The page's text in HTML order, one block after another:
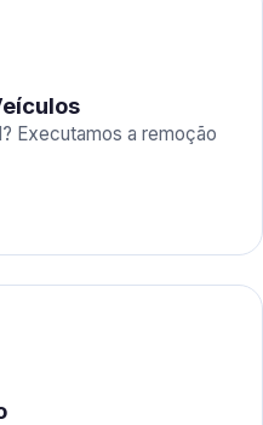
Executamos a remoção